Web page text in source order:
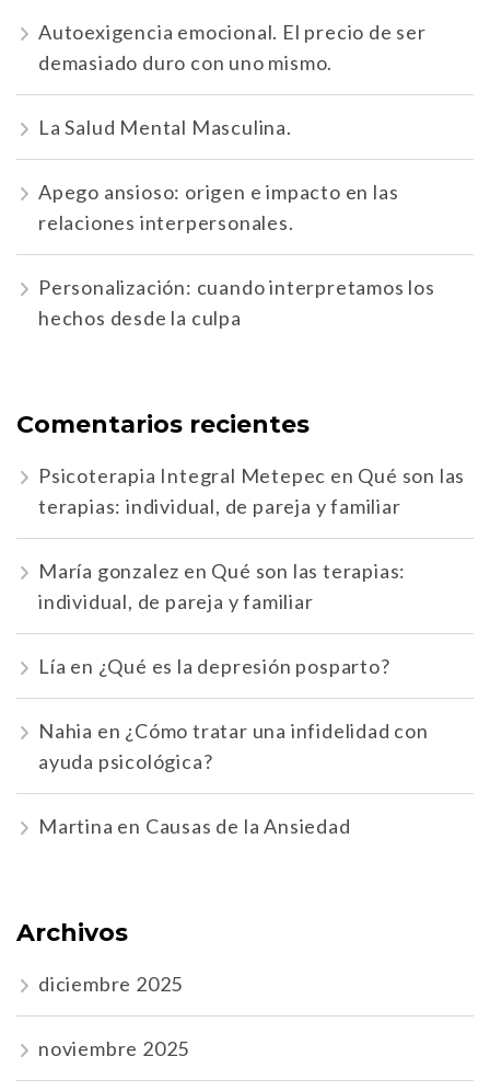
Autoexigencia emocional. El precio de ser
demasiado duro con uno mismo.
La Salud Mental Masculina.
Apego ansioso: origen e impacto en las
relaciones interpersonales.
Personalización: cuando interpretamos los
hechos desde la culpa
Comentarios recientes
Psicoterapia Integral Metepec en Qué son las
terapias: individual, de pareja y familiar
María gonzalez en Qué son las terapias:
individual, de pareja y familiar
Lía en ¿Qué es la depresión posparto?
Nahia en ¿Cómo tratar una infidelidad con
ayuda psicológica?
Martina en Causas de la Ansiedad
Archivos
diciembre 2025
noviembre 2025